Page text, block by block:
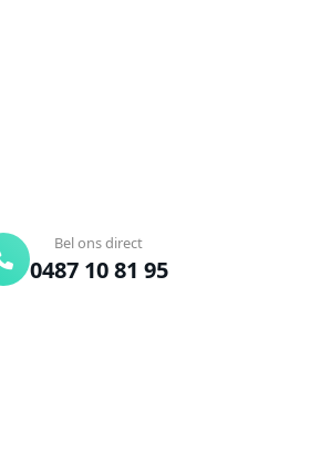
Bel ons direct
0487 10 81 95